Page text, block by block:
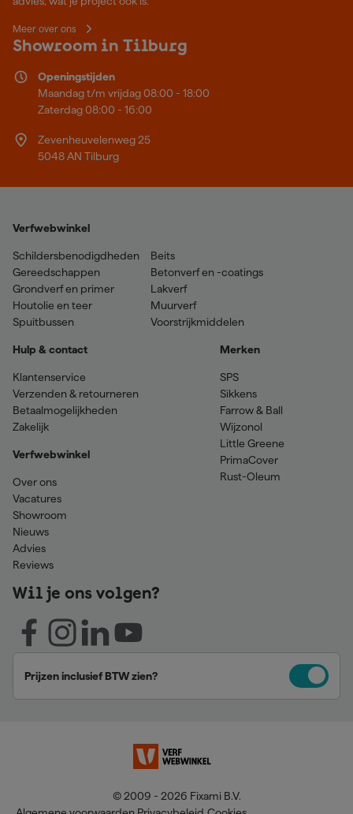
Meer over ons
Showroom in Tilburg
Openingstijden
Maandag t/m vrijdag 08:00 - 18:00
Zaterdag 08:00 - 16:00
Zevenheuvelenweg 25
5048 AN Tilburg
Verfwebwinkel
Schildersbenodigdheden
Gereedschappen
Grondverf en primer
Houtolie en teer
Spuitbussen
Beits
Betonverf en -coatings
Lakverf
Muurverf
Voorstrijkmiddelen
Hulp & contact
Klantenservice
Verzenden & retourneren
Betaalmogelijkheden
Zakelijk
Verfwebwinkel
Over ons
Vacatures
Showroom
Nieuws
Advies
Reviews
Merken
SPS
Sikkens
Farrow & Ball
Wijzonol
Little Greene
PrimaCover
Rust-Oleum
Wil je ons volgen?
Prijzen inclusief BTW zien?
© 2009 - 2026 Fixami B.V.